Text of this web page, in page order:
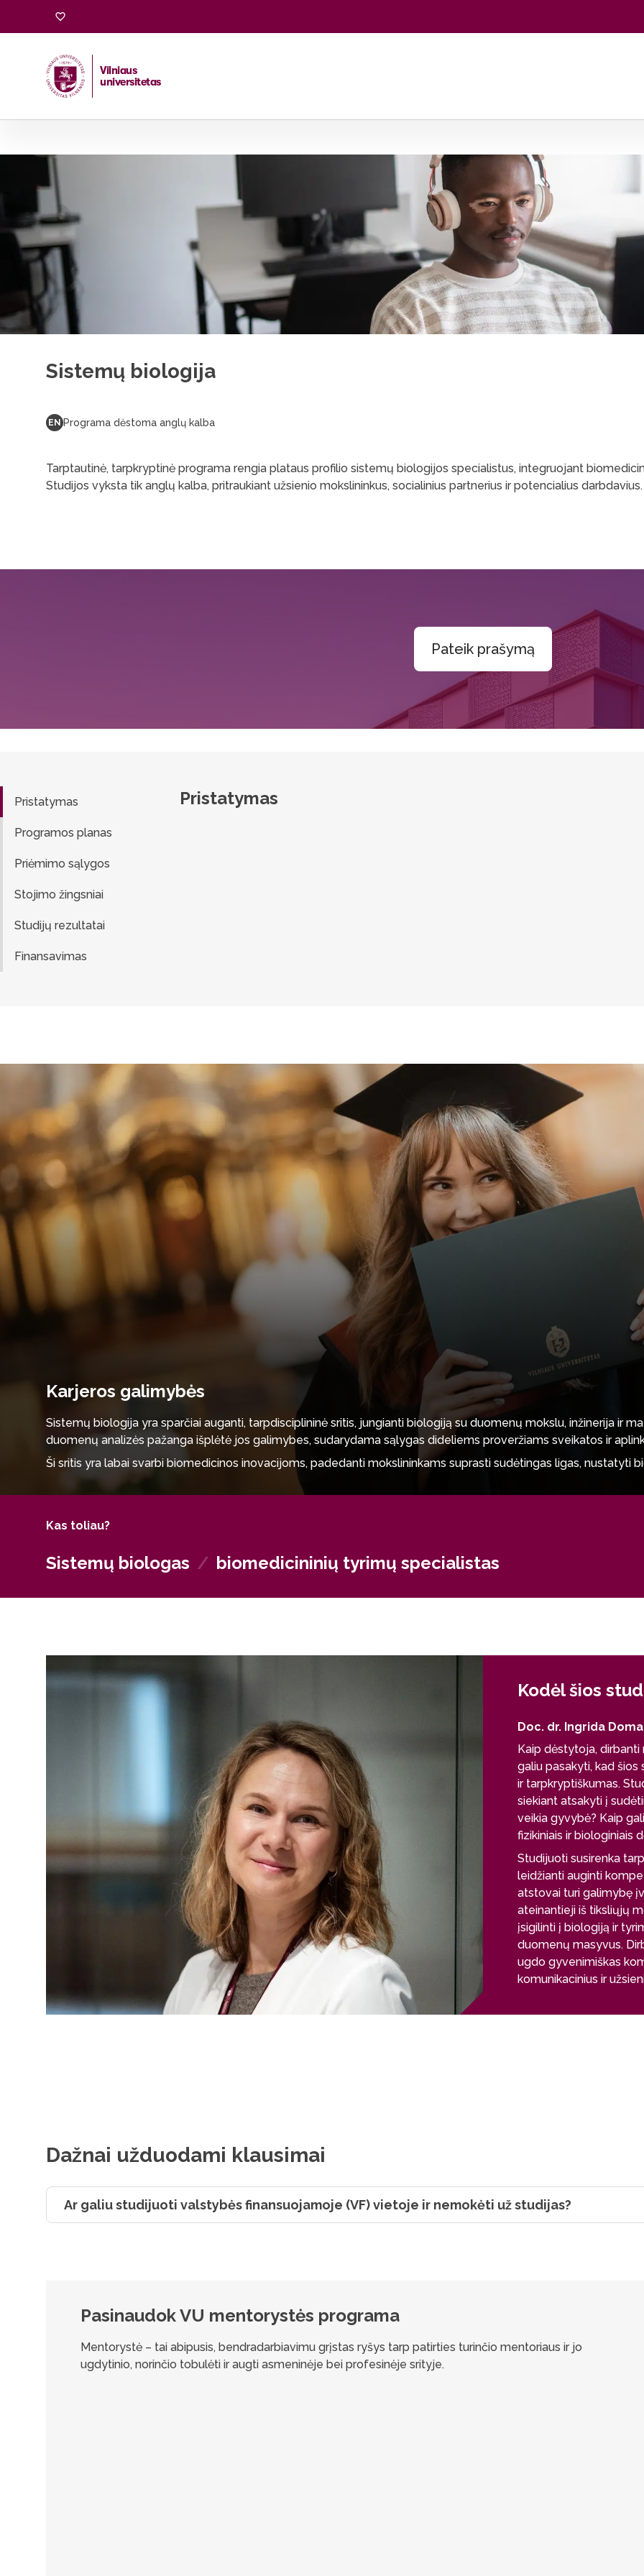
Vilniaus
universitetas
Sistemų biologija
EN Programa dėstoma anglų kalba
Tarptautinė, tarpkryptinė programa rengia plataus profilio sistemų biologijos specialistus, integruojant
Studijos vyksta tik anglų kalba, pritraukiant užsienio mokslininkus, socialinius partnerius ir potencialius darbdavius.
Pateik prašymą
Pristatymas
Programos planas
Priėmimo sąlygos
Stojimo žingsniai
Studijų rezultatai
Finansavimas
Pristatymas
Karjeros galimybės
Sistemų biologija yra sparčiai auganti, tarpdisciplininė sritis, jungianti biologiją su duomenų mokslu, inžinerija ir
duomenų analizės pažanga išplėtė jos galimybes, sudarydama sąlygas dideliems proveržiams sveikatos ir
Ši sritis yra labai svarbi biomedicinos inovacijoms, padedanti mokslininkams suprasti sudėtingas ligas, nustatyti
terapijas. Ji taip pat skatina genomikos, proteomikos ir skaičiavimo biologijos pažangą.
tyrimų institutuose, ligoninėse, biobankuose, sveikatos priežiūros laboratorijose ir biotechnologijų bei farmacijos
Daugelis absolventų tęsia doktorantūros studijas, prisijungia prie tarptautinių mokslinių tyrimų tinklų arba tampa
Kas toliau?
Sistemų biologas / biomedicininių tyrimų specialistas
Kodėl šios
Doc. dr. Ingrida
Kaip dėstytoja,
galiu pasakyti, kad
ir tarpkryptiškumas.
siekiant atsakyti į
veikia gyvybė? Kaip
fizikiniais ir biologiniais
Studijuoti susirenka
leidžianti auginti
atstovai turi galimybę
ateinantieji iš tiksliųjų
įsigilinti į biologiją ir
duomenų masyvus.
ugdo gyvenimiškas
komunikacinius ir
nuasmenintais
Dažnai užduodami klausimai
Ar galiu studijuoti valstybės finansuojamoje (VF) vietoje ir nemokėti už studijas?
Pasinaudok VU mentorystės programa
Mentorystė – tai abipusis, bendradarbiavimu grįstas ryšys tarp patirties turinčio mentoriaus ir jo
ugdytinio, norinčio tobulėti ir augti asmeninėje bei profesinėje srityje.